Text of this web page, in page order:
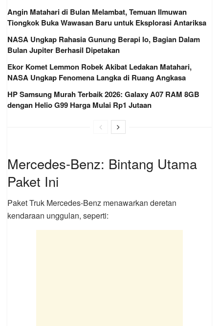
Angin Matahari di Bulan Melambat, Temuan Ilmuwan
Tiongkok Buka Wawasan Baru untuk Eksplorasi Antariksa
NASA Ungkap Rahasia Gunung Berapi Io, Bagian Dalam
Bulan Jupiter Berhasil Dipetakan
Ekor Komet Lemmon Robek Akibat Ledakan Matahari,
NASA Ungkap Fenomena Langka di Ruang Angkasa
HP Samsung Murah Terbaik 2026: Galaxy A07 RAM 8GB
dengan Helio G99 Harga Mulai Rp1 Jutaan
Mercedes-Benz: Bintang Utama
Paket Ini
Paket Truk Mercedes-Benz menawarkan deretan
kendaraan unggulan, seperti: